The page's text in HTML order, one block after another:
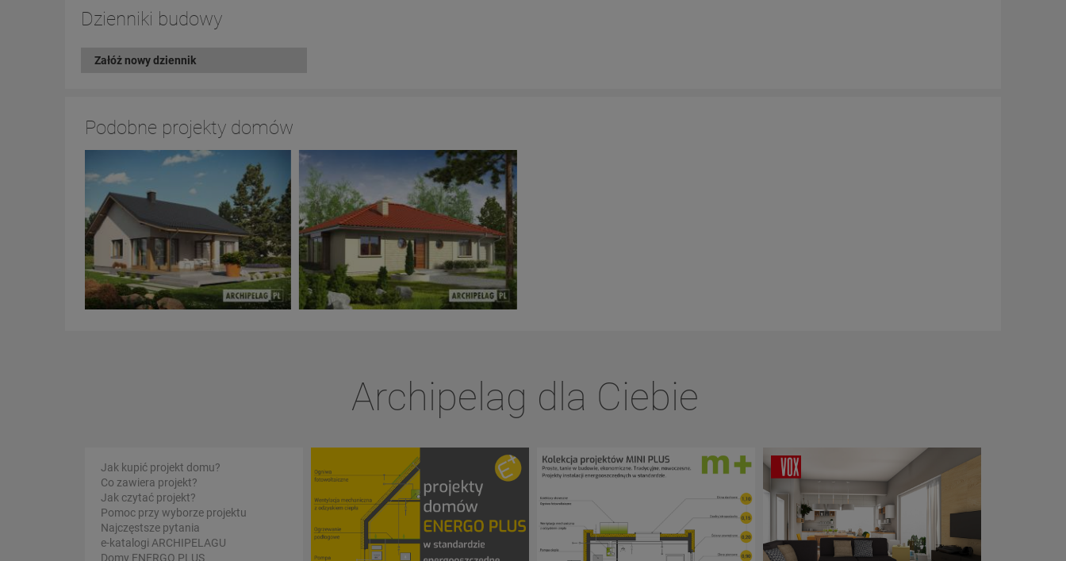
Dzienniki budowy
Załóż nowy dziennik
Podobne projekty domów
Archipelag dla Ciebie
Jak kupić projekt domu?
Co zawiera projekt?
Jak czytać projekt?
Pomoc przy wyborze projektu
Najczęstsze pytania
e-katalogi ARCHIPELAGU
Domy ENERGO PLUS